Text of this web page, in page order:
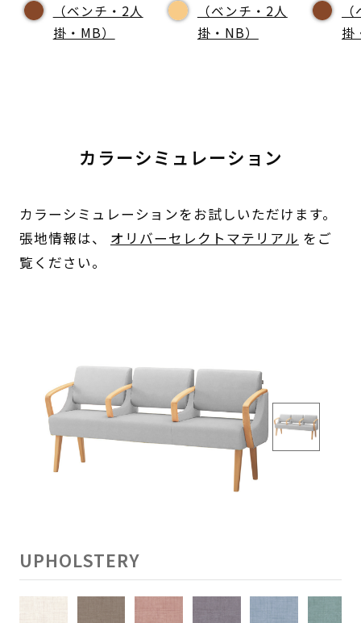
（ベンチ・2人
掛・MB）
（ベンチ・2人
掛・NB）
掛
カラーシミュレーション
カラーシミュレーションをお試しいただけます。
張地情報は、 オリバーセレクトマテリアル をご
覧ください。
UPHOLSTERY